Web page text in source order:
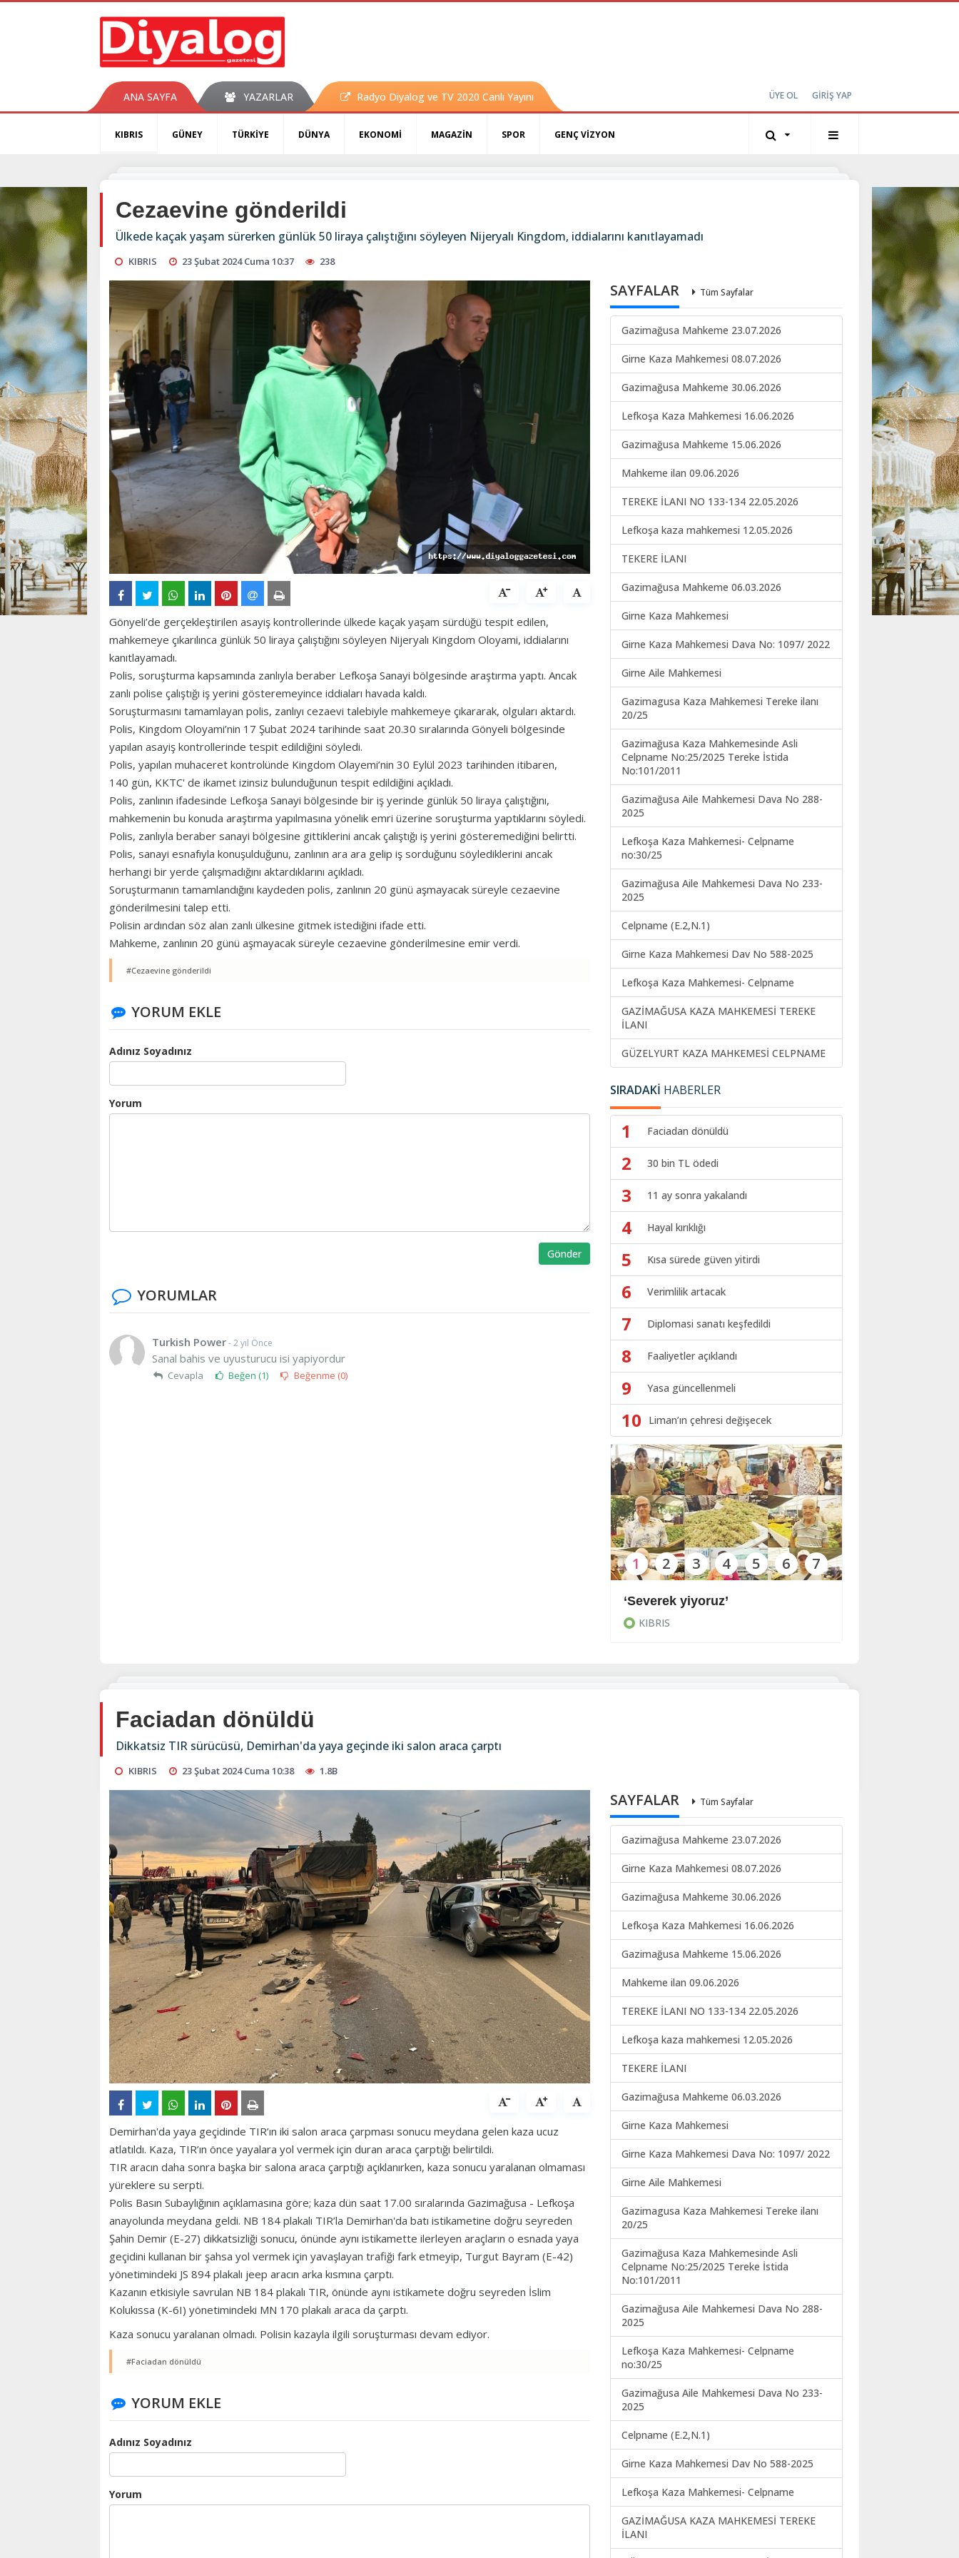
ANA SAYFA YAZARLAR Radyo Diyalog ve TV 2020 Canlı Yayını ÜYE OL GİRİŞ YAP
KIBRIS GÜNEY TÜRKİYE DÜNYA EKONOMİ MAGAZİN SPOR GENÇ VİZYON
Cezaevine gönderildi
Ülkede kaçak yaşam sürerken günlük 50 liraya çalıştığını söyleyen Nijeryalı Kingdom, iddialarını kanıtlayamadı
KIBRIS 23 Şubat 2024 Cuma 10:37 238
Gönyeli’de gerçekleştirilen asayiş kontrollerinde ülkede kaçak yaşam sürdüğü tespit edilen,
mahkemeye çıkarılınca günlük 50 liraya çalıştığını söyleyen Nijeryalı Kingdom Oloyami, iddialarını
kanıtlayamadı.
Polis, soruşturma kapsamında zanlıyla beraber Lefkoşa Sanayi bölgesinde araştırma yaptı. Ancak
zanlı polise çalıştığı iş yerini gösteremeyince iddiaları havada kaldı.
Soruşturmasını tamamlayan polis, zanlıyı cezaevi talebiyle mahkemeye çıkararak, olguları aktardı.
Polis, Kingdom Oloyami’nin 17 Şubat 2024 tarihinde saat 20.30 sıralarında Gönyeli bölgesinde
yapılan asayiş kontrollerinde tespit edildiğini söyledi.
Polis, yapılan muhaceret kontrolünde Kingdom Olayemi’nin 30 Eylül 2023 tarihinden itibaren,
140 gün, KKTC' de ikamet izinsiz bulunduğunun tespit edildiğini açıkladı.
Polis, zanlının ifadesinde Lefkoşa Sanayi bölgesinde bir iş yerinde günlük 50 liraya çalıştığını,
mahkemenin bu konuda araştırma yapılmasına yönelik emri üzerine soruşturma yaptıklarını söyledi.
Polis, zanlıyla beraber sanayi bölgesine gittiklerini ancak çalıştığı iş yerini gösteremediğini belirtti.
Polis, sanayi esnafıyla konuşulduğunu, zanlının ara ara gelip iş sorduğunu söylediklerini ancak
herhangi bir yerde çalışmadığını aktardıklarını açıkladı.
Soruşturmanın tamamlandığını kaydeden polis, zanlının 20 günü aşmayacak süreyle cezaevine
gönderilmesini talep etti.
Polisin ardından söz alan zanlı ülkesine gitmek istediğini ifade etti.
Mahkeme, zanlının 20 günü aşmayacak süreyle cezaevine gönderilmesine emir verdi.
#Cezaevine gönderildi
YORUM EKLE
Adınız Soyadınız
Yorum
Gönder
YORUMLAR
Turkish Power- 2 yıl Önce
Sanal bahis ve uyusturucu isi yapiyordur
Cevapla Beğen (1) Beğenme (0)
SAYFALAR Tüm Sayfalar
Gazimağusa Mahkeme 23.07.2026
Girne Kaza Mahkemesi 08.07.2026
Gazimağusa Mahkeme 30.06.2026
Lefkoşa Kaza Mahkemesi 16.06.2026
Gazimağusa Mahkeme 15.06.2026
Mahkeme ilan 09.06.2026
TEREKE İLANI NO 133-134 22.05.2026
Lefkoşa kaza mahkemesi 12.05.2026
TEKERE İLANI
Gazimağusa Mahkeme 06.03.2026
Girne Kaza Mahkemesi
Girne Kaza Mahkemesi Dava No: 1097/ 2022
Girne Aile Mahkemesi
Gazimagusa Kaza Mahkemesi Tereke ilanı
20/25
Gazimağusa Kaza Mahkemesinde Asli
Celpname No:25/2025 Tereke İstida
No:101/2011
Gazimağusa Aile Mahkemesi Dava No 288-
2025
Lefkoşa Kaza Mahkemesi- Celpname
no:30/25
Gazimağusa Aile Mahkemesi Dava No 233-
2025
Celpname (E.2,N.1)
Girne Kaza Mahkemesi Dav No 588-2025
Lefkoşa Kaza Mahkemesi- Celpname
GAZİMAĞUSA KAZA MAHKEMESİ TEREKE
İLANI
GÜZELYURT KAZA MAHKEMESİ CELPNAME
SIRADAKİ HABERLER
1 Faciadan dönüldü
2 30 bin TL ödedi
3 11 ay sonra yakalandı
4 Hayal kırıklığı
5 Kısa sürede güven yitirdi
6 Verimlilik artacak
7 Diplomasi sanatı keşfedildi
8 Faaliyetler açıklandı
9 Yasa güncellenmeli
10 Liman’ın çehresi değişecek
‘Severek yiyoruz’
KIBRIS
1 2 3 4 5 6 7
Faciadan dönüldü
Dikkatsiz TIR sürücüsü, Demirhan'da yaya geçinde iki salon araca çarptı
KIBRIS 23 Şubat 2024 Cuma 10:38 1.8B
Demirhan'da yaya geçidinde TIR’ın iki salon araca çarpması sonucu meydana gelen kaza ucuz
atlatıldı. Kaza, TIR’ın önce yayalara yol vermek için duran araca çarptığı belirtildi.
TIR aracın daha sonra başka bir salona araca çarptığı açıklanırken, kaza sonucu yaralanan olmaması
yüreklere su serpti.
Polis Basın Subaylığının açıklamasına göre; kaza dün saat 17.00 sıralarında Gazimağusa - Lefkoşa
anayolunda meydana geldi. NB 184 plakalı TIR’la Demirhan'da batı istikametine doğru seyreden
Şahin Demir (E-27) dikkatsizliği sonucu, önünde aynı istikamette ilerleyen araçların o esnada yaya
geçidini kullanan bir şahsa yol vermek için yavaşlayan trafiği fark etmeyip, Turgut Bayram (E-42)
yönetimindeki JS 894 plakalı jeep aracın arka kısmına çarptı.
Kazanın etkisiyle savrulan NB 184 plakalı TIR, önünde aynı istikamete doğru seyreden İslim
Kolukıssa (K-6I) yönetimindeki MN 170 plakalı araca da çarptı.
Kaza sonucu yaralanan olmadı. Polisin kazayla ilgili soruşturması devam ediyor.
#Faciadan dönüldü
YORUM EKLE
Adınız Soyadınız
Yorum
SAYFALAR Tüm Sayfalar
Gazimağusa Mahkeme 23.07.2026
Girne Kaza Mahkemesi 08.07.2026
Gazimağusa Mahkeme 30.06.2026
Lefkoşa Kaza Mahkemesi 16.06.2026
Gazimağusa Mahkeme 15.06.2026
Mahkeme ilan 09.06.2026
TEREKE İLANI NO 133-134 22.05.2026
Lefkoşa kaza mahkemesi 12.05.2026
TEKERE İLANI
Gazimağusa Mahkeme 06.03.2026
Girne Kaza Mahkemesi
Girne Kaza Mahkemesi Dava No: 1097/ 2022
Girne Aile Mahkemesi
Gazimagusa Kaza Mahkemesi Tereke ilanı
20/25
Gazimağusa Kaza Mahkemesinde Asli
Celpname No:25/2025 Tereke İstida
No:101/2011
Gazimağusa Aile Mahkemesi Dava No 288-
2025
Lefkoşa Kaza Mahkemesi- Celpname
no:30/25
Gazimağusa Aile Mahkemesi Dava No 233-
2025
Celpname (E.2,N.1)
Girne Kaza Mahkemesi Dav No 588-2025
Lefkoşa Kaza Mahkemesi- Celpname
GAZİMAĞUSA KAZA MAHKEMESİ TEREKE
İLANI